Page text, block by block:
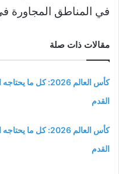
في المناطق المجاورة
مقالات ذات صلة
كأس العالم 2026:
القدم
كأس العالم 2026:
القدم